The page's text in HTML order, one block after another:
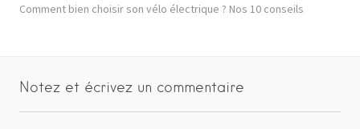
Comment bien choisir son vélo électrique ? Nos 10 conseils
Notez et écrivez un commentaire